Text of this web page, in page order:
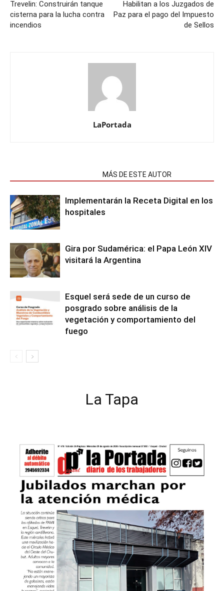
Trevelin: Construirán tanque
cisterna para la lucha contra
incendios
Habilitan a los Juzgados de
Paz para el pago del Impuesto
de Sellos
LaPortada
MÁS DE ESTE AUTOR
Implementarán la Receta Digital en los
hospitales
Gira por Sudamérica: el Papa León XIV
visitará la Argentina
Esquel será sede de un curso de
posgrado sobre análisis de la
vegetación y comportamiento del
fuego
La Tapa